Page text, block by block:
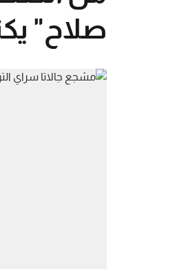
صلاح"